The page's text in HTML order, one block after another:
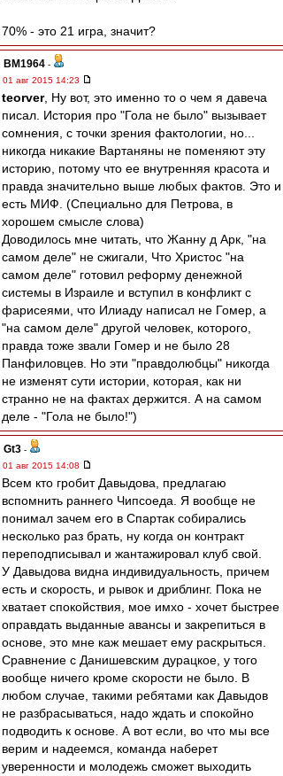
70% - это 21 игра, значит?
BM1964 -
01 авг 2015 14:23
teorver, Ну вот, это именно то о чем я давеча
писал. История про "Гола не было" вызывает
сомнения, с точки зрения фактологии, но...
никогда никакие Вартаняны не поменяют эту
историю, потому что ее внутренняя красота и
правда значительно выше любых фактов. Это и
есть МИФ. (Специально для Петрова, в
хорошем смысле слова)
Доводилось мне читать, что Жанну д Арк, "на
самом деле" не сжигали, Что Христос "на
самом деле" готовил реформу денежной
системы в Израиле и вступил в конфликт с
фарисеями, что Илиаду написал не Гомер, а
"на самом деле" другой человек, которого,
правда тоже звали Гомер и не было 28
Панфиловцев. Но эти "правдолюбцы" никогда
не изменят сути истории, которая, как ни
странно не на фактах держится. А на самом
деле - "Гола не было!")
Gt3 -
01 авг 2015 14:08
Всем кто гробит Давыдова, предлагаю
вспомнить раннего Чипсоеда. Я вообще не
понимал зачем его в Спартак собирались
несколько раз брать, ну когда он контракт
переподписывал и жантажировал клуб свой.
У Давыдова видна индивидуальность, причем
есть и скорость, и рывок и дриблинг. Пока не
хватает спокойствия, мое имхо - хочет быстрее
оправдать выданные авансы и закрепиться в
основе, это мне каж мешает ему раскрыться.
Сравнение с Данишевским дурацкое, у того
вообще ничего кроме скорости не было. В
любом случае, такими ребятами как Давыдов
не разбрасываться, надо ждать и спокойно
подводить к основе. А вот если, во что мы все
верим и надеемся, команда наберет
уверенности и молодежь сможет выходить